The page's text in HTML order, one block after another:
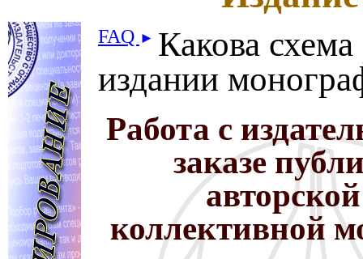
FAQ ► Какова
издании
Работа с
заказе
коллективной